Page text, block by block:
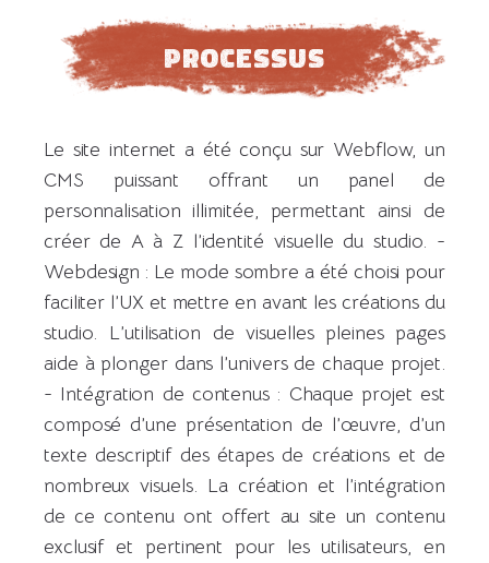
Processus
Le site internet a été conçu sur Webflow, un
CMS puissant offrant un panel de
personnalisation illimitée, permettant ainsi de
créer de A à Z l’identité visuelle du studio. -
Webdesign : Le mode sombre a été choisi pour
faciliter l’UX et mettre en avant les créations du
studio. L’utilisation de visuelles pleines pages
aide à plonger dans l’univers de chaque projet.
- Intégration de contenus : Chaque projet est
composé d’une présentation de l’œuvre, d’un
texte descriptif des étapes de créations et de
nombreux visuels. La création et l’intégration
de ce contenu ont offert au site un contenu
exclusif et pertinent pour les utilisateurs, en